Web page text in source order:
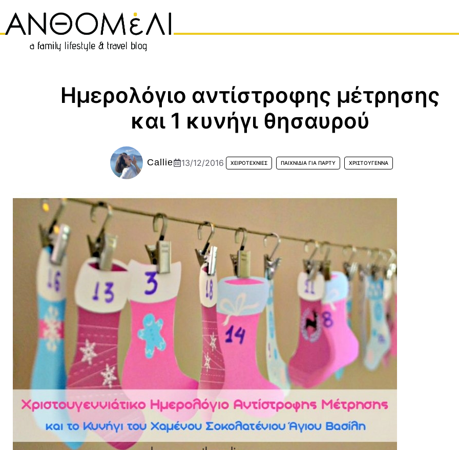
περιεχόμενο
Ημερολόγιο αντίστροφης μέτρησης
και 1 κυνήγι θησαυρού
Callie 13/12/2016 ΧΕΙΡΟΤΕΧΝΊΕΣ ΠΑΙΧΝΊΔΙΑ ΓΙΑ ΠΆΡΤΥ ΧΡΙΣΤΟΎΓΕΝΝΑ